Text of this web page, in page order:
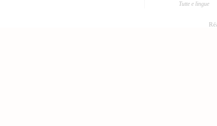
Tutte e lingue